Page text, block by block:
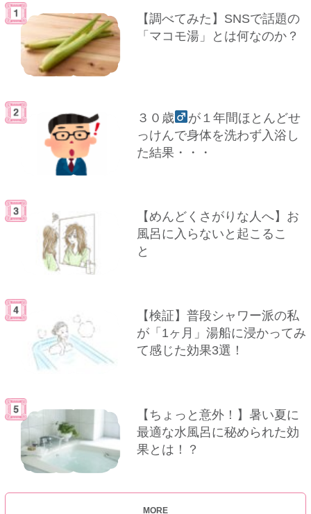
【調べてみた】SNSで話題の
「マコモ湯」とは何なのか？
３０歳
が１年間ほとんどせ
っけんで身体を洗わず入浴し
た結果・・・
【めんどくさがりな人へ】お
風呂に入らないと起こるこ
と
【検証】普段シャワー派の私
が「1ヶ月」湯船に浸かってみ
て感じた効果3選！
【ちょっと意外！】暑い夏に
最適な水風呂に秘められた効
果とは！？
MORE